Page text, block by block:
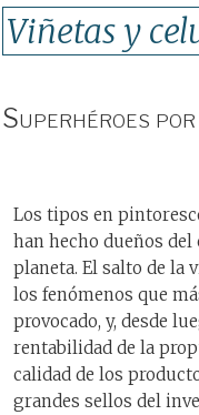
Viñetas y
Superhéroes por
Los tipos en
han hecho dueños
planeta. El salto de la
los fenómenos que
provocado, y, desde
rentabilidad de la
calidad de los
grandes sellos del